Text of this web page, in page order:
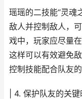
瑶瑶的二技能“灵魂
敌人并控制敌人，
戏中，玩家应尽量
这样可以有效避免
控制技能配合队友
| 4. 保护队友的关键